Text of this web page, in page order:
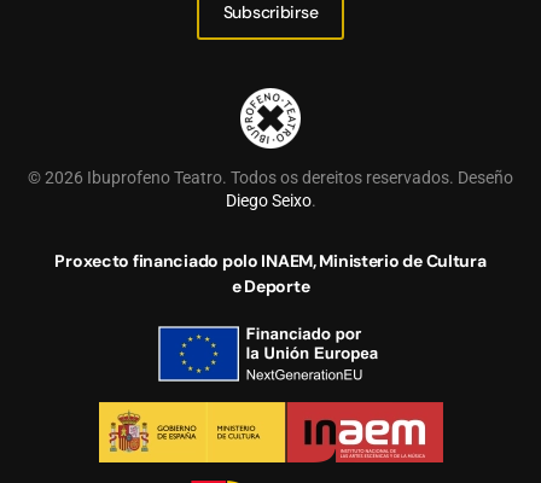
Subscribirse
©2026 Ibuprofeno Teatro. Todos os dereitos reservados. Deseño
Diego Seixo.
Proxecto financiado polo INAEM, Ministerio de Cultura
e Deporte